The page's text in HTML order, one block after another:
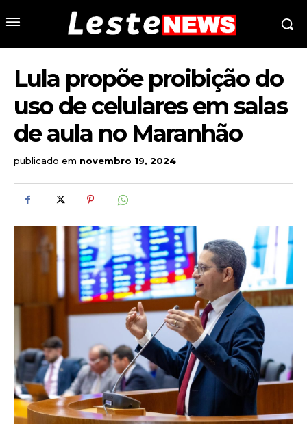
Lula propõe proibição do
uso de celulares em salas
de aula no Maranhão
publicado em novembro 19, 2024